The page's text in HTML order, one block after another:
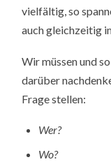
vielfältig, so
auch gleichzeitig
Wir müssen und
darüber
Frage stellen:
Wer?
Wo?